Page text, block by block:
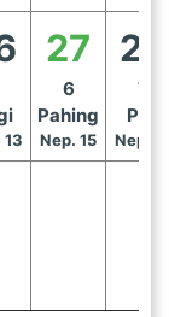
13
27
6
Pahing
Nep. 15
28
7
Pon
Nep.